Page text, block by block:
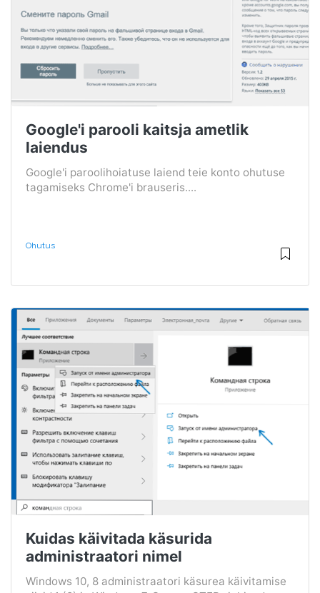
Google'i parooli kaitsja ametlik
laiendus
Google'i paroolihoiatuse laiend teie konto ohutuse
tagamiseks Chrome'i brauseris....
Ohutus
Kuidas käivitada käsurida
administraatori nimel
Windows 10, 8 administraatori käsurea käivitamise